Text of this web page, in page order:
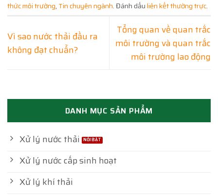
thức môi trường, Tin chuyên ngành. Đánh dấuliên kết thường trực.
Vì sao nước thải đầu ra
không đạt chuẩn?
Tổng quan về quan trắc
môi trường và quan trắc
môi trường lao động
DANH MỤC SẢN PHẨM
Xử lý nước thải
Xử lý nước cấp sinh hoạt
Xử lý khí thải